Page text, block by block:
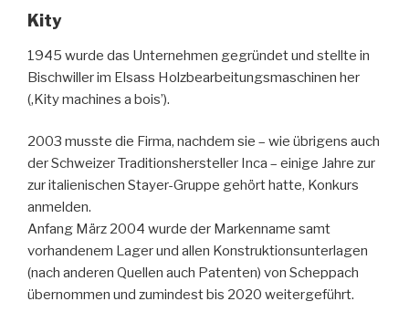
Kity
1945 wurde das Unternehmen gegründet und stellte in
Bischwiller im Elsass Holzbearbeitungsmaschinen her
(‚Kity machines a bois’).
2003 musste die Firma, nachdem sie – wie übrigens auch
der Schweizer Traditionshersteller Inca – einige Jahre zur
zur italienischen Stayer-Gruppe gehört hatte, Konkurs
anmelden.
Anfang März 2004 wurde der Markenname samt
vorhandenem Lager und allen Konstruktionsunterlagen
(nach anderen Quellen auch Patenten) von Scheppach
übernommen und zumindest bis 2020 weitergeführt.